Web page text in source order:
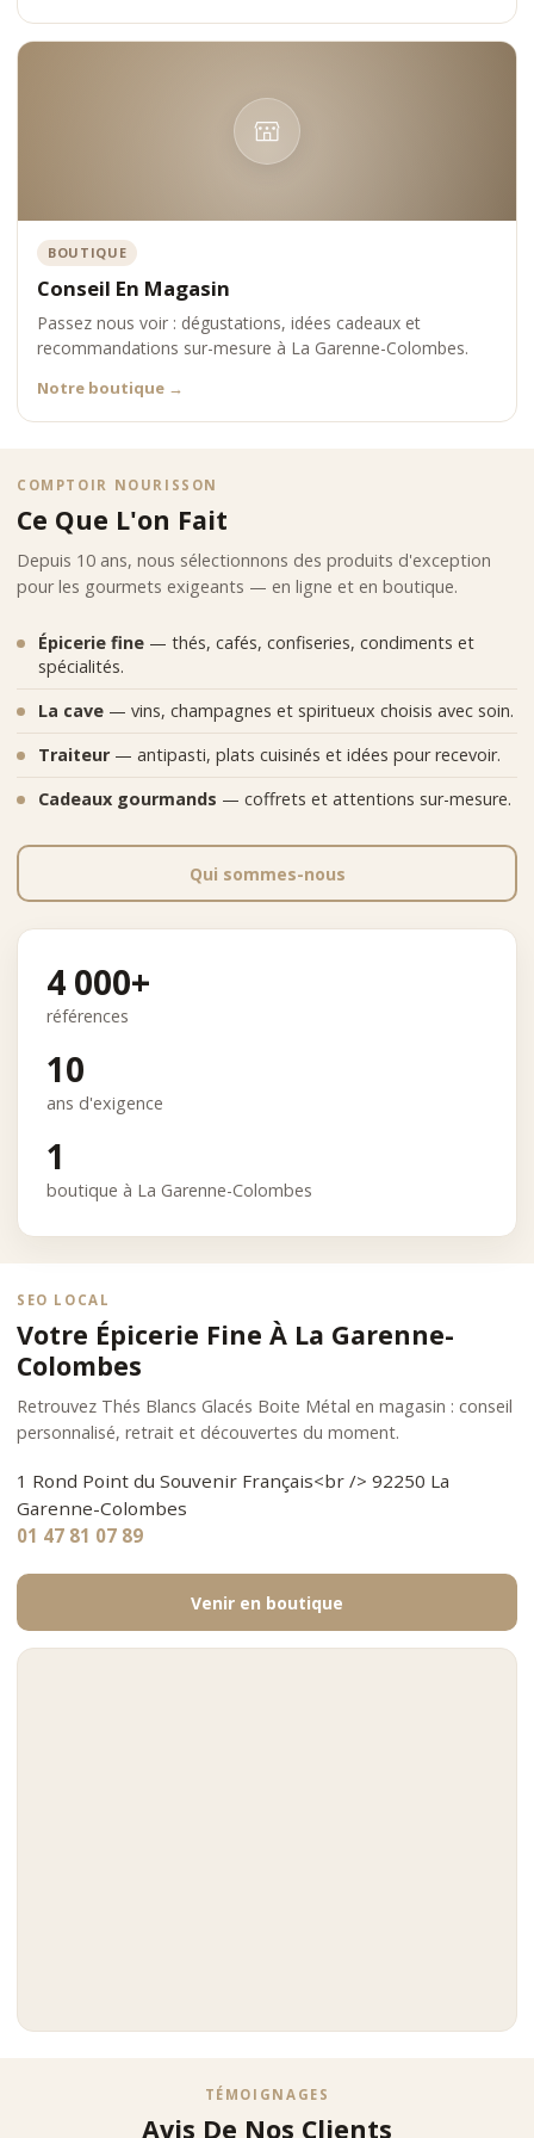
•
conservation optimale
complète, du visuel à la dégustation.
Positionnement Comptoir Nourisson
métal premium, en conjuguant exigence produit, esthétique et
expertise.
BOUTIQUE
Conseil En Magasin
Passez nous voir : dégustations, idées cadeaux et
recommandations sur-mesure à La Garenne-Colombes.
Notre boutique →
COMPTOIR NOURISSON
Ce Que L'on Fait
Depuis 10 ans, nous sélectionnons des produits d'exception
pour les gourmets exigeants — en ligne et en boutique.
Épicerie fine — thés, cafés, confiseries, condiments et
spécialités.
La cave — vins, champagnes et spiritueux choisis avec soin.
Traiteur — antipasti, plats cuisinés et idées pour recevoir.
Cadeaux gourmands — coffrets et attentions sur-mesure.
Qui sommes-nous
4 000+
références
10
ans d'exigence
1
boutique à La Garenne-Colombes
SEO LOCAL
Votre Épicerie Fine À La Garenne-
Colombes
Retrouvez Thés Blancs Glacés Boite Métal en magasin : conseil
personnalisé, retrait et découvertes du moment.
1 Rond Point du Souvenir Français<br /> 92250 La
Garenne-Colombes
01 47 81 07 89
Venir en boutique
TÉMOIGNAGES
Avis De Nos Clients